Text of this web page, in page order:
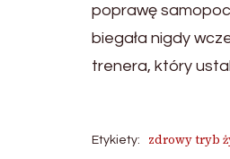
poprawę
biegała nigdy
trenera, który
Etykiety: zdrowy tryb